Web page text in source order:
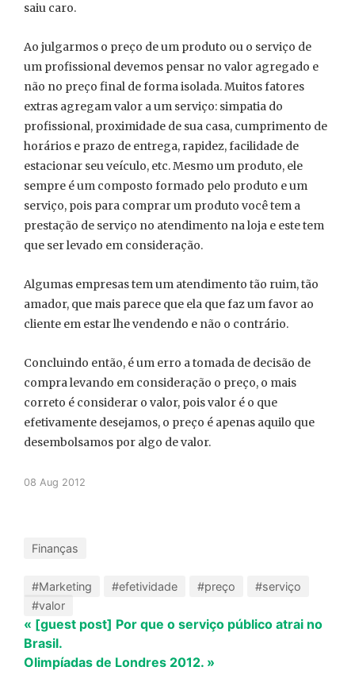
saiu caro.
Ao julgarmos o preço de um produto ou o serviço de
um profissional devemos pensar no valor agregado e
não no preço final de forma isolada. Muitos fatores
extras agregam valor a um serviço: simpatia do
profissional, proximidade de sua casa, cumprimento de
horários e prazo de entrega, rapidez, facilidade de
estacionar seu veículo, etc. Mesmo um produto, ele
sempre é um composto formado pelo produto e um
serviço, pois para comprar um produto você tem a
prestação de serviço no atendimento na loja e este tem
que ser levado em consideração.
Algumas empresas tem um atendimento tão ruim, tão
amador, que mais parece que ela que faz um favor ao
cliente em estar lhe vendendo e não o contrário.
Concluindo então, é um erro a tomada de decisão de
compra levando em consideração o preço, o mais
correto é considerar o valor, pois valor é o que
efetivamente desejamos, o preço é apenas aquilo que
desembolsamos por algo de valor.
08 Aug 2012
Finanças
#Marketing #efetividade #preço
#serviço
#valor
« [guest post] Por que o serviço público atrai no
Brasil.
Olimpíadas de Londres 2012. »